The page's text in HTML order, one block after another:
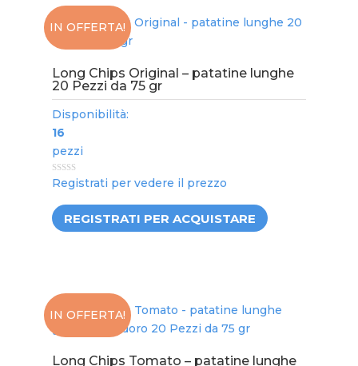
IN OFFERTA!
Long Chips Original – patatine lunghe
20 Pezzi da 75 gr
Disponibilità:
16
pezzi
0
out
Registrati per vedere il prezzo
REGISTRATI PER ACQUISTARE
IN OFFERTA!
Long Chips Tomato – patatine lunghe